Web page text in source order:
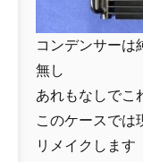
コンデンサーは
無し
あれもなしでこ
このケースでは
リメイクします